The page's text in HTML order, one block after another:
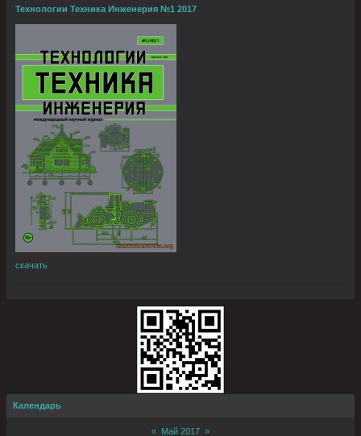
Технологии Техника Инженерия №1 2017
скачать
Календарь
« Май 2017 »